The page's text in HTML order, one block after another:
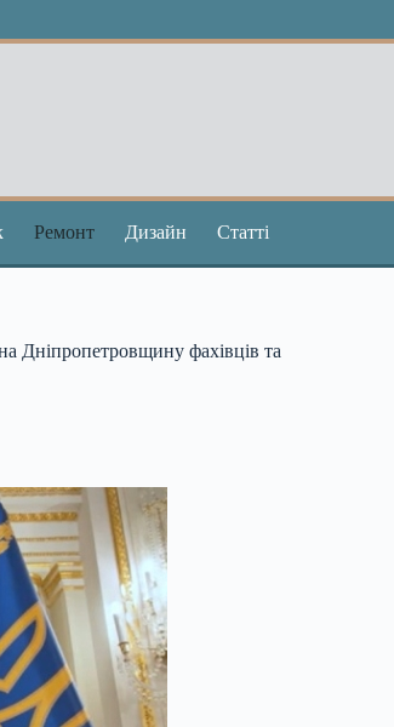
Ремонт Дизайн Статті
Дніпропетровщину фахівців та